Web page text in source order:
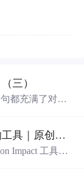
三）
都充满了对爱
Next.js渲染边界审计版本变更影响工具｜原创源码+测试+离线报告
Impact 工具，